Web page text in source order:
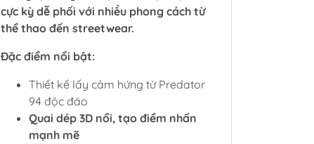
cực kỳ dễ phối với nhiều phong cách từ
thể thao đến streetwear.
Đặc điểm nổi bật:
Thiết kế lấy cảm hứng từ Predator
94 độc đáo
Quai dép 3D nổi, tạo điểm nhấn
mạnh mẽ